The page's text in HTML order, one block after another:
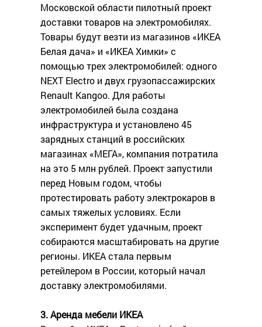
Московской области пилотный проект
доставки товаров на электромобилях.
Товары будут везти из магазинов «ИКЕА
Белая дача» и «ИКЕА Химки» с
помощью трех электромобилей: одного
NEXT Electro и двух грузопассажирских
Renault Kangoo. Для работы
электромобилей была создана
инфраструктура и установлено 45
зарядных станций в российских
магазинах «МЕГА», компания потратила
на это 5 млн рублей. Проект запустили
перед Новым годом, чтобы
протестировать работу электрокаров в
самых тяжелых условиях. Если
эксперимент будет удачным, проект
собираются масштабировать на другие
регионы. ИКЕА стала первым
ретейлером в России, который начал
доставку электромобилями.
3. Аренда мебели ИКЕА